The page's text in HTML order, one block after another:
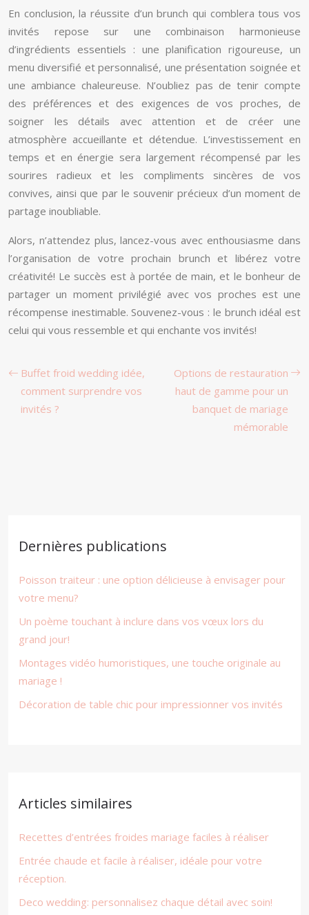
En conclusion, la réussite d’un brunch qui comblera tous vos
invités repose sur une combinaison harmonieuse
d’ingrédients essentiels : une planification rigoureuse, un
menu diversifié et personnalisé, une présentation soignée et
une ambiance chaleureuse. N’oubliez pas de tenir compte
des préférences et des exigences de vos proches, de
soigner les détails avec attention et de créer une
atmosphère accueillante et détendue. L’investissement en
temps et en énergie sera largement récompensé par les
sourires radieux et les compliments sincères de vos
convives, ainsi que par le souvenir précieux d’un moment de
partage inoubliable.
Alors, n’attendez plus, lancez-vous avec enthousiasme dans
l’organisation de votre prochain brunch et libérez votre
créativité! Le succès est à portée de main, et le bonheur de
partager un moment privilégié avec vos proches est une
récompense inestimable. Souvenez-vous : le brunch idéal est
celui qui vous ressemble et qui enchante vos invités!
Buffet froid wedding idée,
comment surprendre vos
invités ?
Options de restauration
haut de gamme pour un
banquet de mariage
mémorable
Dernières publications
Poisson traiteur : une option délicieuse à envisager pour
votre menu?
Un poème touchant à inclure dans vos vœux lors du
grand jour!
Montages vidéo humoristiques, une touche originale au
mariage !
Décoration de table chic pour impressionner vos invités
Articles similaires
Recettes d’entrées froides mariage faciles à réaliser
Entrée chaude et facile à réaliser, idéale pour votre
réception.
Deco wedding: personnalisez chaque détail avec soin!